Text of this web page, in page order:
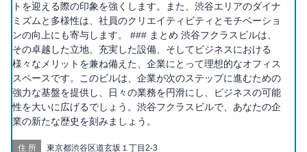
トを迎える際の印象を強くします。また、渋谷エリアのダイナ
ミズムと多様性は、社員のクリエイティビティとモチベーショ
ンの向上にも寄与します。 ### まとめ 渋谷フクラスビルは、
その卓越した立地、充実した設備、そしてビジネスにおける
様々なメリットを兼ね備えた、企業にとって理想的なオフィス
スペースです。このビルは、企業が次のステップに進むための
強力な基盤を提供し、日々の業務を円滑にし、ビジネスの可能
性を大いに広げるでしょう。渋谷フクラスビルで、あなたの企
業の新たな歴史を刻みましょう。
住所 東京都渋谷区道玄坂１丁目2-3